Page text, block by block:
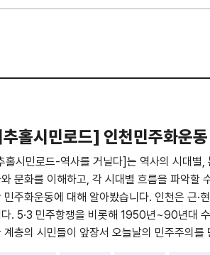
홀시민로드] 인천민주화운동
홀시민로드-역사를 거닐다]는 역사의 시대별,
문화를 이해하고, 각 시대별 흐름을 파악할
민주화운동에 대해 알아봤습니다. 인천은 근·
. 5·3 민주항쟁을 비롯해 1950년~90년대
계층의 시민들이 앞장서 오늘날의 민주주의